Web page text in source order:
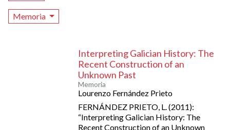
Memoria
Interpreting Galician History: The
Recent Construction of an
Unknown Past
Memoria
Lourenzo Fernández Prieto
FERNÁNDEZ PRIETO, L. (2011):
“Interpreting Galician History: The
Recent Construction of an Unknown